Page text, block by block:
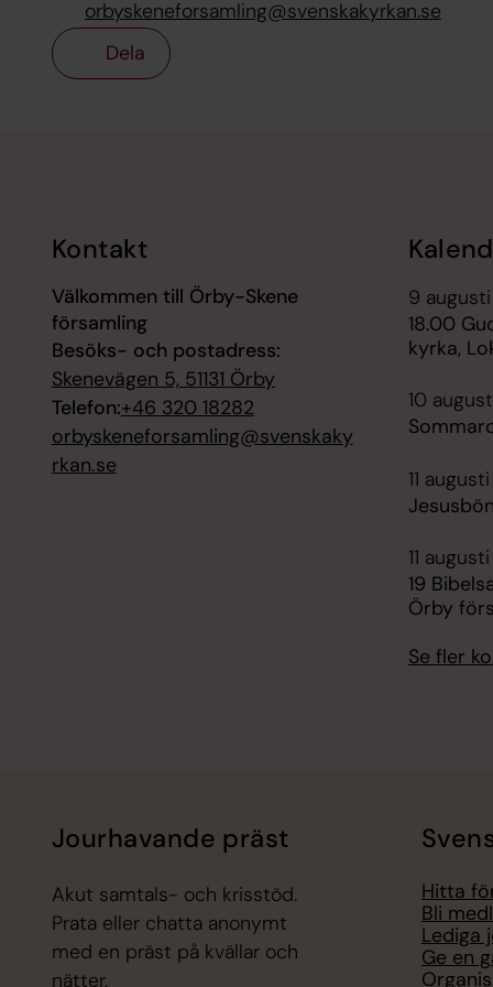
orbyskeneforsamling@svenskakyrkan.se
Dela
Kontakt
Välkommen till Örby-Skene
församling
Besöks- och postadress:
Skenevägen 5, 51131 Örby
Telefon:+46 320 18282
orbyskeneforsamling@svenskaky
rkan.se
9
18.00
kyrka,
10
11
11
19
Örby
Se fler
Jourhavande präst
Akut samtals- och krisstöd.
Prata eller chatta anonymt
med en präst på kvällar och
nätter.
Hitta
Bli
Lediga
Ge en